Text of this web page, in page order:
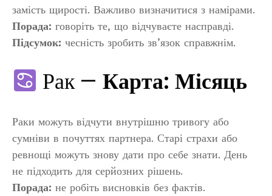
замість щирості. Важливо визначитися з намірами.
Порада: говоріть те, що відчуваєте насправді.
Підсумок: чесність зробить зв’язок справжнім.
Рак —Карта: Місяць
Раки можуть відчути внутрішню тривогу або
сумніви в почуттях партнера. Старі страхи або
ревнощі можуть знову дати про себе знати. День
не підходить для серйозних рішень.
Порада: не робіть висновків без фактів.